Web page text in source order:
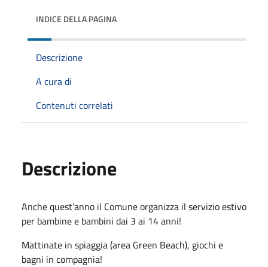
INDICE DELLA PAGINA
Descrizione
A cura di
Contenuti correlati
Descrizione
Anche quest’anno il Comune organizza il servizio estivo
per bambine e bambini dai 3 ai 14 anni!
Mattinate in spiaggia (area Green Beach), giochi e
bagni in compagnia!